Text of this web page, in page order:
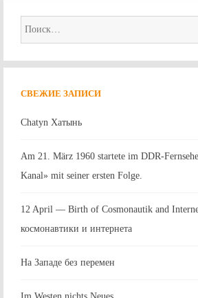
Найти:
СВЕЖИЕ ЗАПИСИ
Chatyn Хатынь
Am 21. März 1960 startete im DDR-
Kanal» mit seiner ersten Folge.
12 April — Birth of Cosmonautik and
космонавтики и интернета
На Западе без перемен